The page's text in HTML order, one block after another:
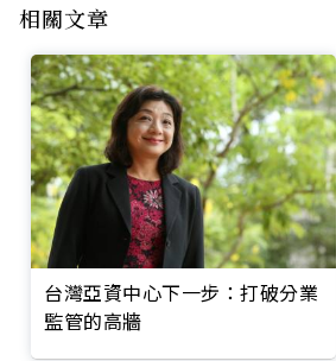
相關文章
台灣亞資中心下一步：打破分業
監管的高牆